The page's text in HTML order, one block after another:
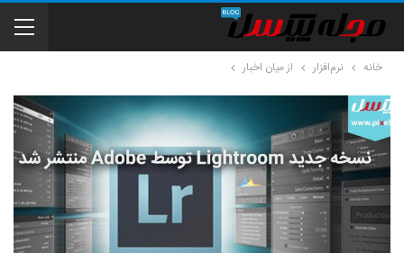
خانه نرم‌افزار از میان اخبار